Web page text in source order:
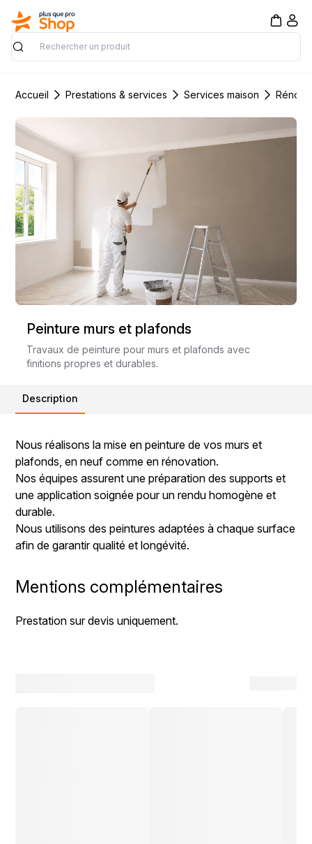
Rechercher
Accueil Prestations & services Services maison
Peinture murs et plafonds
Travaux de peinture pour murs et plafonds avec
finitions propres et durables.
Description
Nous réalisons la mise en peinture de vos murs et
plafonds, en neuf comme en rénovation.
Nos équipes assurent une préparation des supports et
une application soignée pour un rendu homogène et
durable.
Nous utilisons des peintures adaptées à chaque surface
afin de garantir qualité et longévité.
Mentions complémentaires
Prestation sur devis uniquement.